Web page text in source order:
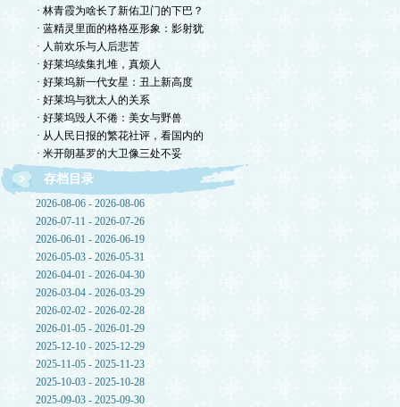
· 林青霞为啥长了新佑卫门的下巴？
· 蓝精灵里面的格格巫形象：影射犹
· 人前欢乐与人后悲苦
· 好莱坞续集扎堆，真烦人
· 好莱坞新一代女星：丑上新高度
· 好莱坞与犹太人的关系
· 好莱坞毁人不倦：美女与野兽
· 从人民日报的繁花社评，看国内的
· 米开朗基罗的大卫像三处不妥
存档目录
2026-08-06 - 2026-08-06
2026-07-11 - 2026-07-26
2026-06-01 - 2026-06-19
2026-05-03 - 2026-05-31
2026-04-01 - 2026-04-30
2026-03-04 - 2026-03-29
2026-02-02 - 2026-02-28
2026-01-05 - 2026-01-29
2025-12-10 - 2025-12-29
2025-11-05 - 2025-11-23
2025-10-03 - 2025-10-28
2025-09-03 - 2025-09-30